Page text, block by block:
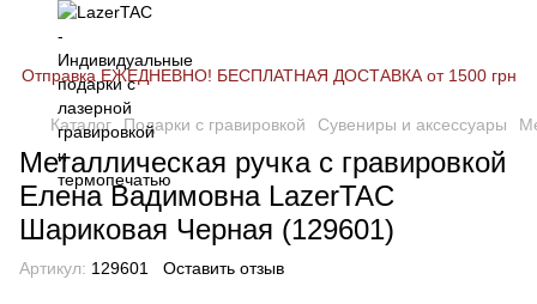
Отправка ЕЖЕДНЕВНО! БЕСПЛАТНАЯ ДОСТАВКА от 1500 грн
Каталог Подарки с гравировкой Сувениры и аксессуары
Металлическая ручка с гравировкой
Елена Вадимовна LazerTAC
Шариковая Черная (129601)
Артикул: 129601 Оставить отзыв